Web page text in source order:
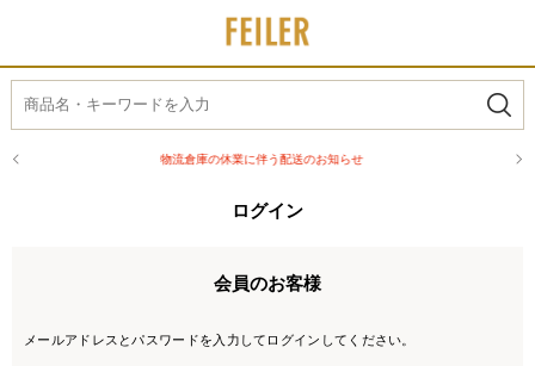
物流倉庫の休業に伴う配送のお知らせ
ログイン
会員のお客様
メールアドレスとパスワードを入力してログインしてください。